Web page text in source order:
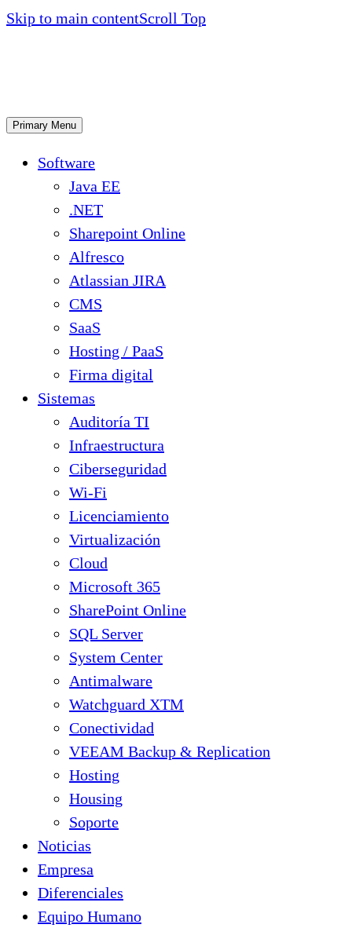
Skip to main contentScroll Top
Primary Menu
Software
Java EE
.NET
Sharepoint Online
Alfresco
Atlassian JIRA
CMS
SaaS
Hosting / PaaS
Firma digital
Sistemas
Auditoría TI
Infraestructura
Ciberseguridad
Wi-Fi
Licenciamiento
Virtualización
Cloud
Microsoft 365
SharePoint Online
SQL Server
System Center
Antimalware
Watchguard XTM
Conectividad
VEEAM Backup & Replication
Hosting
Housing
Soporte
Noticias
Empresa
Diferenciales
Equipo Humano